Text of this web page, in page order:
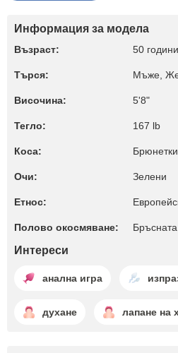
Информация за модела
Възраст: 50 години
Търся: Мъже,
Височина: 5'8"
Тегло: 167 lb
Коса: Брюнетки
Очи: Зелени
Етнос:
Полово окосмяване: Бръсната
Интереси
анална игра
духане лапане на